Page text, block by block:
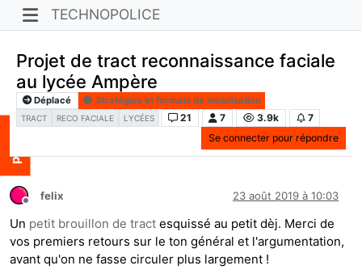
TECHNOPOLICE
Projet de tract reconnaissance faciale
au lycée Ampère
Déplacé Stratégies et formats de mobilisation
TRACT RECO FACIALE LYCÉES 21 7 3.9k
7
Se connecter pour répondre
Hors-ligne
felix 23 août 2019 à 10:03
Un petit brouillon de tract esquissé au petit dèj. Merci de
vos premiers retours sur le ton général et l'argumentation,
avant qu'on ne fasse circuler plus largement !